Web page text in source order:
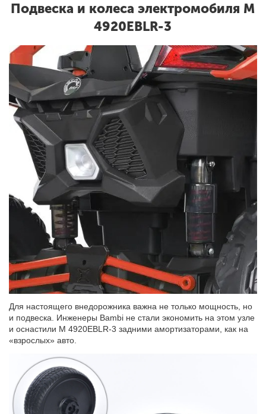
Подвеска и колеса электромобиля М
4920EBLR-3
Для настоящего внедорожника важна не только мощность, но
и подвеска. Инженеры Bambi не стали экономить на этом узле
и оснастили M 4920EBLR-3 задними амортизаторами, как на
«взрослых» авто.